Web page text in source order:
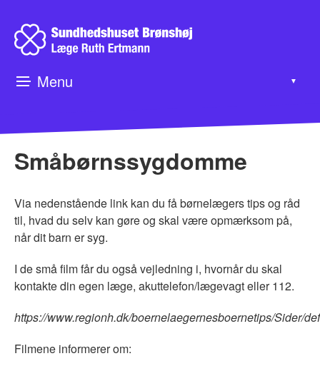
Menu ▼
Småbørnssygdomme
Via nedenstående link kan du få børnelægers tips og råd
til, hvad du selv kan gøre og skal være opmærksom på,
når dit barn er syg.
I de små film får du også vejledning i, hvornår du skal
kontakte din egen læge, akuttelefon/lægevagt eller 112.
https://www.regionh.dk/boernelaegernesboernetips/Sider/
Filmene informerer om: